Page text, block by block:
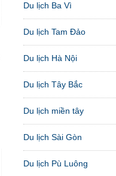
Du lịch Ba Vì
Du lịch Tam Đảo
Du lịch Hà Nội
Du lịch Tây Bắc
Du lịch miền tây
Du lịch Sài Gòn
Du lịch Pù Luông